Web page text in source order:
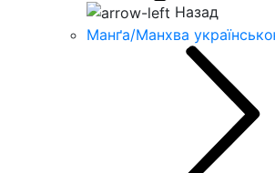
Назад
Манґа/Манхва